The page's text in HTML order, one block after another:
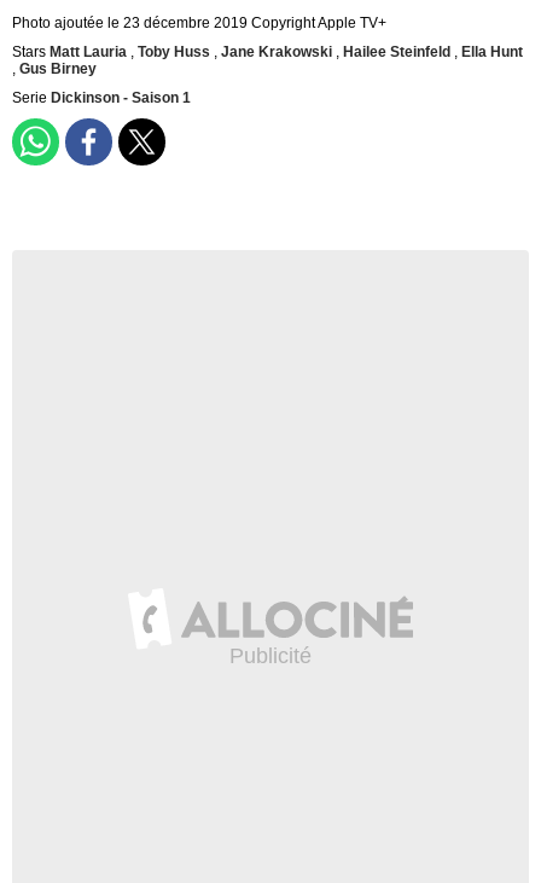
Photo ajoutée le 23 décembre 2019 Copyright Apple TV+
Stars Matt Lauria , Toby Huss , Jane Krakowski , Hailee Steinfeld , Ella Hunt
, Gus Birney
Serie Dickinson - Saison 1